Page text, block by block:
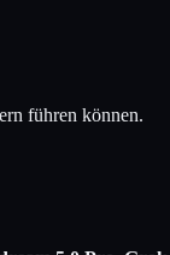
führen können.